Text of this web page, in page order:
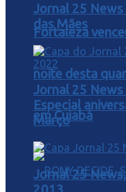
Fortaleza
noite desta
em Cuiabá
Jornal 25 News
das Mães
Jornal 25 News
Especial
Março
Jornal 25